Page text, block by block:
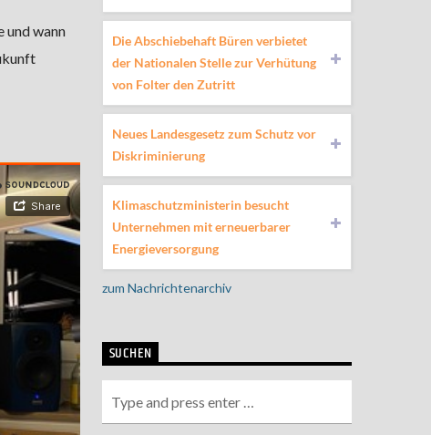
und wann
Die Abschiebehaft Büren verbietet
der Nationalen Stelle zur Verhütung
von Folter den Zutritt
Neues Landesgesetz zum Schutz vor
Diskriminierung
Klimaschutzministerin besucht
Unternehmen mit erneuerbarer
Energieversorgung
zum Nachrichtenarchiv
SUCHEN